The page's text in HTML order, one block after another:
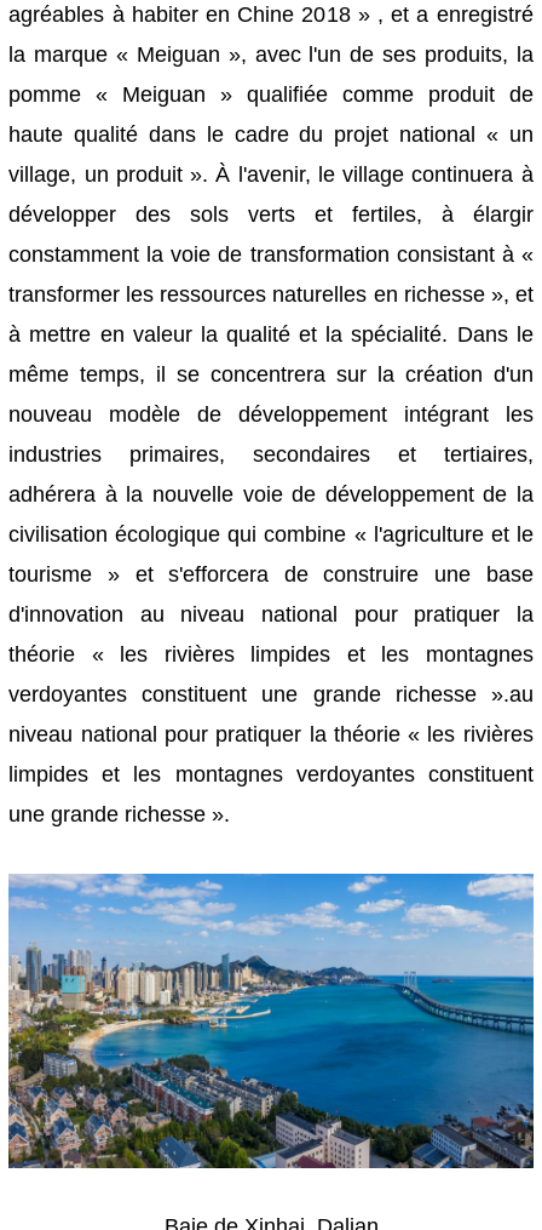
agréables à habiter en Chine 2018 » , et a enregistré
la marque « Meiguan », avec l'un de ses produits, la
pomme « Meiguan » qualifiée comme produit de
haute qualité dans le cadre du projet national « un
village, un produit ». À l'avenir, le village continuera à
développer des sols verts et fertiles, à élargir
constamment la voie de transformation consistant à «
transformer les ressources naturelles en richesse », et
à mettre en valeur la qualité et la spécialité. Dans le
même temps, il se concentrera sur la création d'un
nouveau modèle de développement intégrant les
industries primaires, secondaires et tertiaires,
adhérera à la nouvelle voie de développement de la
civilisation écologique qui combine « l'agriculture et le
tourisme » et s'efforcera de construire une base
d'innovation au niveau national pour pratiquer la
théorie « les rivières limpides et les montagnes
verdoyantes constituent une grande richesse ».au
niveau national pour pratiquer la théorie « les rivières
limpides et les montagnes verdoyantes constituent
une grande richesse ».